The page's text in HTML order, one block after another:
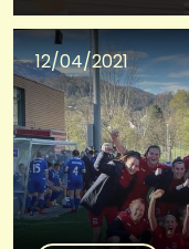
12/04/2021